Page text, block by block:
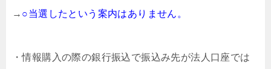
→ ○当選したという案内はありません。
・情報購入の際の銀行振込で振込み先が法人口座では